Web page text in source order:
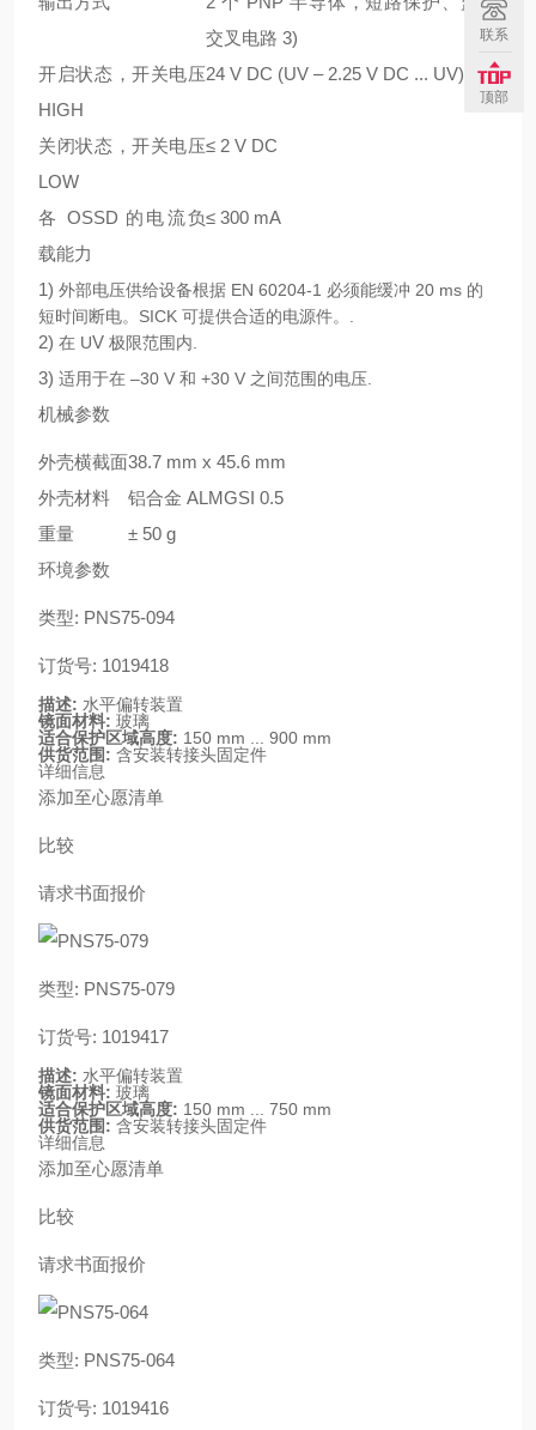
交叉电路 3)
开启状态，开关电压
HIGH
24 V DC (UV – 2.25 V DC ... UV)
关闭状态，开关电压
LOW
≤ 2 V DC
各 OSSD 的电流负
载能力
≤ 300 mA
1) 外部电压供给设备根据 EN 60204-1 必须能缓冲 20 ms 的
短时间断电。SICK 可提供合适的电源件。.
2) 在 UV 极限范围内.
3) 适用于在 –30 V 和 +30 V 之间范围的电压.
机械参数
外壳横截面38.7 mm x 45.6 mm
外壳材料
铝合金 ALMGSI 0.5
重量
± 50 g
环境参数
类型: PNS75-094
订货号: 1019418
描述: 水平偏转装置
镜面材料: 玻璃
适合保护区域高度: 150 mm ... 900 mm
供货范围: 含安装转接头固定件
详细信息
添加至心愿清单
比较
请求书面报价
类型: PNS75-079
订货号: 1019417
描述: 水平偏转装置
镜面材料: 玻璃
适合保护区域高度: 150 mm ... 750 mm
供货范围: 含安装转接头固定件
详细信息
添加至心愿清单
比较
请求书面报价
类型: PNS75-064
订货号: 1019416
联系
顶部